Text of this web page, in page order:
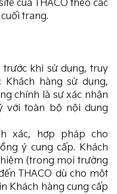
của THACO theo các
trang.
trước khi sử dụng, truy
Khách hàng sử dụng,
chính là sự xác nhận
với toàn bộ nội dung
xác, hợp pháp cho
ý cung cấp. Khách
(trong mọi trường
THACO dù cho một
Khách hàng cung cấp